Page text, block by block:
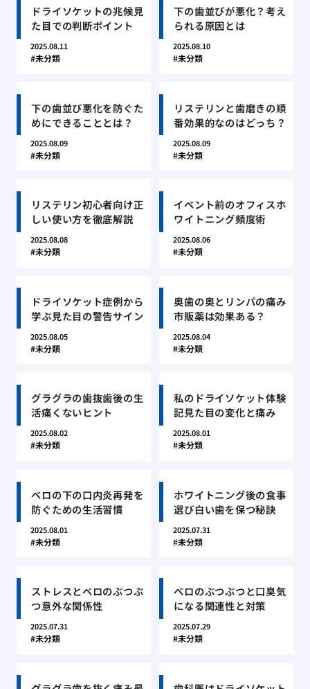
ドライソケットの兆候見
た目での判断ポイント
2025.08.11
未分類
下の歯並びが悪化？考え
られる原因とは
2025.08.10
未分類
下の歯並び悪化を防ぐた
めにできることとは？
2025.08.09
未分類
リステリンと歯磨きの順
番効果的なのはどっち？
2025.08.09
未分類
リステリン初心者向け正
しい使い方を徹底解説
2025.08.08
未分類
イベント前のオフィスホ
ワイトニング頻度術
2025.08.06
未分類
ドライソケット症例から
学ぶ見た目の警告サイン
2025.08.05
未分類
奥歯の奥とリンパの痛み
市販薬は効果ある？
2025.08.04
未分類
グラグラの歯抜歯後の生
活痛くないヒント
2025.08.02
未分類
私のドライソケット体験
記見た目の変化と痛み
2025.08.01
未分類
ベロの下の口内炎再発を
防ぐための生活習慣
2025.08.01
未分類
ホワイトニング後の食事
選び白い歯を保つ秘訣
2025.07.31
未分類
ストレスとベロのぶつぶ
つ意外な関係性
2025.07.31
未分類
ベロのぶつぶつと口臭気
になる関連性と対策
2025.07.29
未分類